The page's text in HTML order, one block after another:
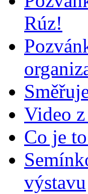
Rúz!
Video
Co je
výstavu